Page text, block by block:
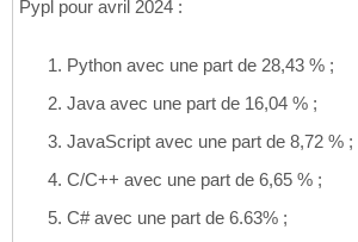
Pypl pour avril 2024 :
Python avec une part de 28,43 % ;
Java avec une part de 16,04 % ;
JavaScript avec une part de 8,72 % ;
C/C++ avec une part de 6,65 % ;
C# avec une part de 6.63% ;